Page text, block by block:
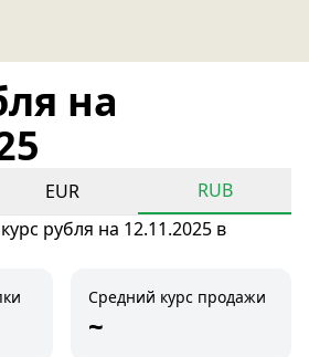
на
EUR
RUB
рубля на 12.11.2025 в
Средний курс продажи
~